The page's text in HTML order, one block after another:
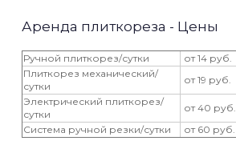
Аренда плиткореза - Цены
Ручной плиткорез/сутки
от 14 руб.
Плиткорез механический/
сутки
от 19 руб.
Электрический плиткорез/
сутки
от 40 руб.
Система ручной резки/сутки
от 60 руб.